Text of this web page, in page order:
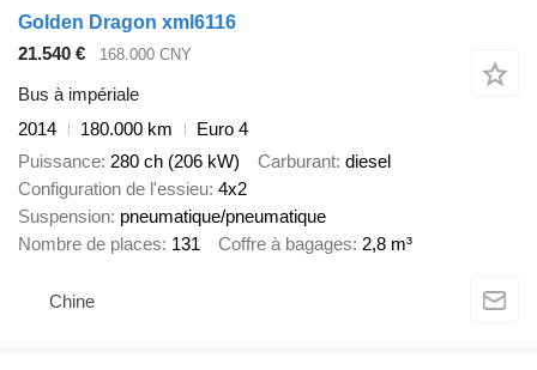
Golden Dragon xml6116
21.540 €
168.000 CNY
Bus à impériale
2014
180.000 km
Euro 4
Puissance 280 ch (206 kW) Carburant diesel
Configuration de l'essieu 4x2
Suspension pneumatique/pneumatique
Nombre de places 131 Coffre à bagages 2,8 m³
Chine